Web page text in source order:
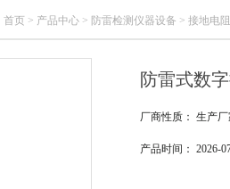
首页 > 产品中心 > 防雷检测仪器设备 > 接地电
防雷式数
厂商性质： 生产厂
产品时间： 2026-